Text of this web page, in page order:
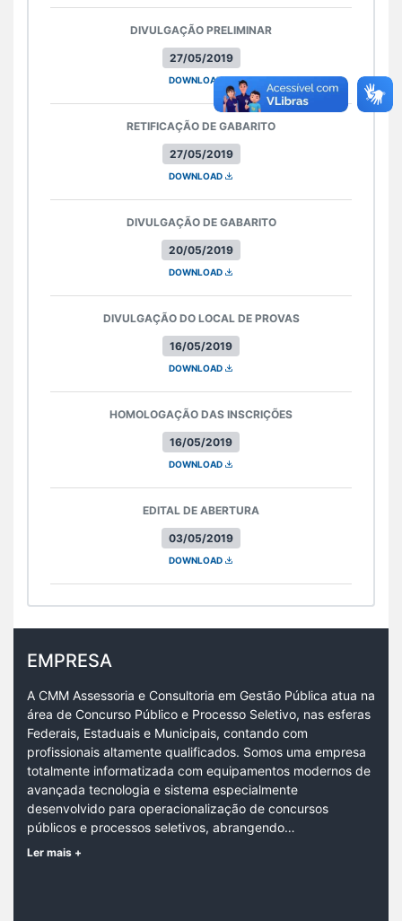
27/05/2019
DIVULGAÇÃO PRELIMINAR
DOWNLOAD
27/05/2019
RETIFICAÇÃO DE GABARITO
DOWNLOAD
20/05/2019
DIVULGAÇÃO DE GABARITO
DOWNLOAD
16/05/2019
DIVULGAÇÃO DO LOCAL DE PROVAS
DOWNLOAD
16/05/2019
HOMOLOGAÇÃO DAS INSCRIÇÕES
DOWNLOAD
03/05/2019
EDITAL DE ABERTURA
DOWNLOAD
EMPRESA
A CMM Assessoria e Consultoria em Gestão Pública atua na
área de Concurso Público e Processo Seletivo, nas esferas
Federais, Estaduais e Municipais, contando com
profissionais altamente qualificados. Somos uma empresa
totalmente informatizada com equipamentos modernos de
avançada tecnologia e sistema especialmente
desenvolvido para operacionalização de concursos
públicos e processos seletivos, abrangendo…
Ler mais +